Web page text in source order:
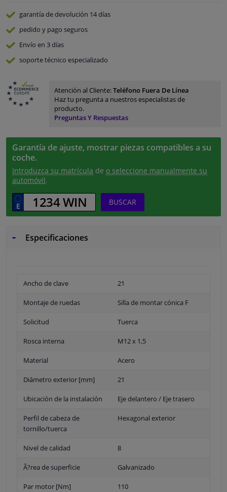
garantía de devolución 14 días
pedido y pago seguros
Envío en 3 días
soporte técnico especializado
Atención al Cliente:Teléfono Fuera De Línea
Haz tu pregunta a nuestros especialistas de
producto.
Preguntas Y Respuestas
Garantía de ajuste, mostrar piezas compatibles a su
coche.
Introduzca su matrícula de o seleccione manualmente su
automóvil.
BUSCAR
Especificaciones
Ancho de clave 21
Montaje de ruedas Silla de montar cónica F
Solicitud Tuerca
Rosca interna M12 x 1,5
Material Acero
Diámetro exterior [mm] 21
Ubicación de la instalación Eje delantero / Eje trasero
Perfil de cabeza de
tornillo/tuerca
Hexagonal exterior
Nivel de calidad 8
Ã?rea de superficie Galvanizado
Par motor [Nm] 110